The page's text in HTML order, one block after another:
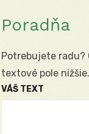
Poradňa
Potrebujete radu?
textové pole
VÁŠ TEXT